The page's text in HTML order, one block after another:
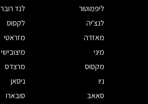
ליפמוטור
לנד רובר
לנצ'יה
לקסוס
מאזדה
מזראטי
מיני
מיצובישי
מקסוס
מרצדס
ניו
ניסאן
סאאב
סובארו